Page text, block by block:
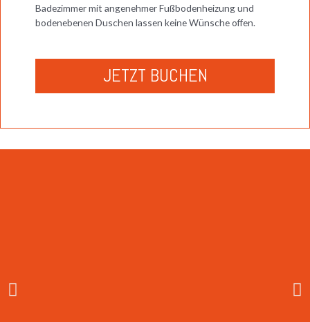
Badezimmer mit angenehmer Fußbodenheizung und
bodenebenen Duschen lassen keine Wünsche offen.
JETZT BUCHEN